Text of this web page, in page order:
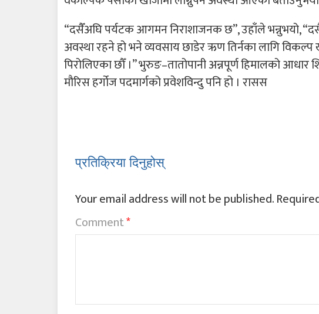
“दसैँअघि पर्यटक आगमन निराशाजनक छ”, उहाँले भन्नुभयो,
अवस्था रहने हो भने व्यवसाय छाडेर ऋण तिर्नका लागि विकल्प
पिरोलिएका छौँ ।” भुरुङ–तातोपानी अन्नपूर्ण हिमालको आधार
मौरिस हर्गोज पदमार्गको प्रवेशविन्दु पनि हो । रासस
प्रतिक्रिया दिनुहोस्
Your email address will not be published.
Comment*